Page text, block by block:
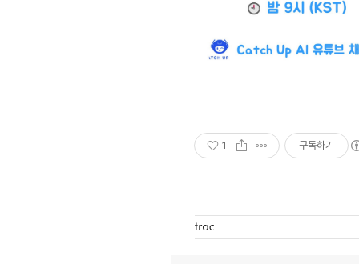
1 구독하기